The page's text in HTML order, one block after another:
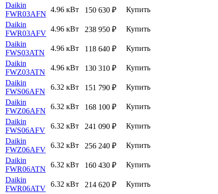
Daikin
FWR03AFN
4.96 кВт 150 630 ₽
Купить
Daikin
FWR03AFV
4.96 кВт 238 950 ₽
Купить
Daikin
FWS03ATN
4.96 кВт 118 640 ₽
Купить
Daikin
FWZ03ATN
4.96 кВт 130 310 ₽
Купить
Daikin
FWS06AFN
6.32 кВт 151 790 ₽
Купить
Daikin
FWZ06AFN
6.32 кВт 168 100 ₽
Купить
Daikin
FWS06AFV
6.32 кВт 241 090 ₽
Купить
Daikin
FWZ06AFV
6.32 кВт 256 240 ₽
Купить
Daikin
FWR06ATN
6.32 кВт 160 430 ₽
Купить
Daikin
FWR06ATV
6.32 кВт 214 620 ₽
Купить